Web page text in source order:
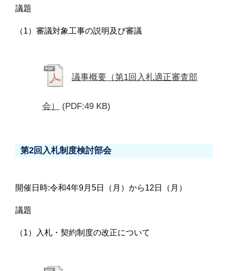
議題
（1）審議対象工事の説明及び審議
議事概要（第1回入札適正審査部
会） (PDF:49 KB)
第2回入札制度検討部会
開催日時:令和4年9月5日（月）から12日（月）
議題
（1）入札・契約制度の改正について